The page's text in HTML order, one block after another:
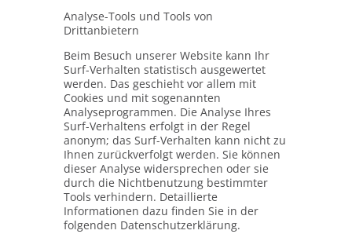
Analyse-Tools und Tools von
Drittanbietern
Beim Besuch unserer Website kann Ihr
Surf-Verhalten statistisch ausgewertet
werden. Das geschieht vor allem mit
Cookies und mit sogenannten
Analyseprogrammen. Die Analyse Ihres
Surf-Verhaltens erfolgt in der Regel
anonym; das Surf-Verhalten kann nicht zu
Ihnen zurückverfolgt werden. Sie können
dieser Analyse widersprechen oder sie
durch die Nichtbenutzung bestimmter
Tools verhindern. Detaillierte
Informationen dazu finden Sie in der
folgenden Datenschutzerklärung.